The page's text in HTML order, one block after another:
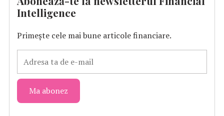
Intelligence
Primește cele mai bune articole financiare.